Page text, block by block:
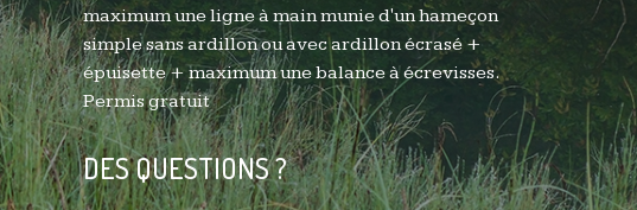
maximum une ligne à main munie d'un hameçon
simple sans ardillon ou avec ardillon écrasé +
épuisette + maximum une balance à écrevisses.
Permis gratuit
DES QUESTIONS ?